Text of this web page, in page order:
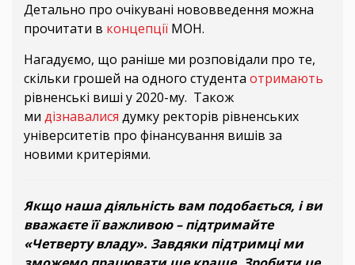
Детально про очікувані нововведення можна
прочитати в концепції МОН.
Нагадуємо, що раніше ми розповідали про те,
скільки грошей на одного студента отримають
рівненські виші у 2020-му. Також
ми дізнавалися думку ректорів рівненських
університетів про фінансування вишів за
новими критеріями.
Якщо наша діяльність вам подобається, і ви
вважаєте її важливою – підтримайте
«Четверту владу». Завдяки підтримці ми